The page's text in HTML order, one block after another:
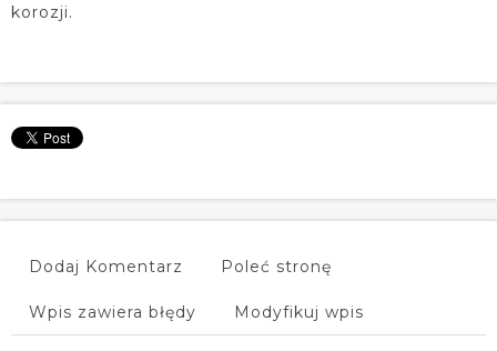
korozji.
Dodaj Komentarz Poleć stronę
Wpis zawiera błędy Modyfikuj wpis